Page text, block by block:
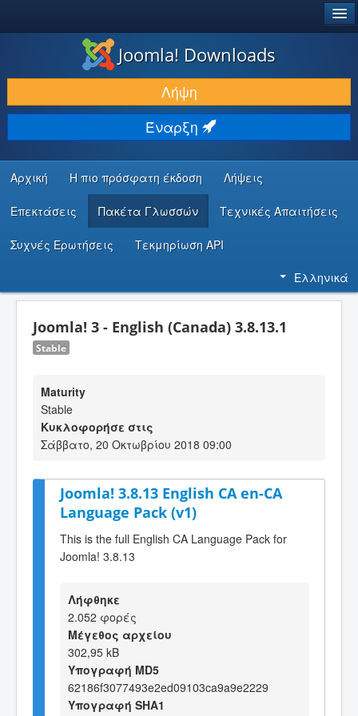
ΛΉΨΕΙΣ & ΕΠΕΚΤΆΣΕΙΣ
ΕΎΡΕΣΗ & ΜΆΘΗΣΗ
ΚΟΙΝΌΤΗΤΑ & ΥΠΟΣΤΉΡΙΞΗ
ΠΌΡΟΙ ΠΡΟΓΡΑΜΜΑΤΙΣΤΏΝ
Joomla! Downloads
Λήψη
Έναρξη
Αρχική Η πιο πρόσφατη έκδοση Λήψεις
Επεκτάσεις Πακέτα Γλωσσών Τεχνικές Απαιτήσεις
Συχνές Ερωτήσεις Τεκμηρίωση API
Ελληνικά
Joomla! 3 - English (Canada) 3.8.13.1
Stable
Maturity
Stable
Κυκλοφορήσε στις
Σάββατο, 20 Οκτωβρίου 2018 09:00
Joomla! 3.8.13 English CA en-CA
Language Pack (v1)
This is the full English CA Language Pack for
Joomla! 3.8.13
Λήφθηκε
2.052 φορές
Μέγεθος αρχείου
302,95 kB
Υπογραφή MD5
62186f3077493e2ed09103ca9a9e2229
Υπογραφή SHA1